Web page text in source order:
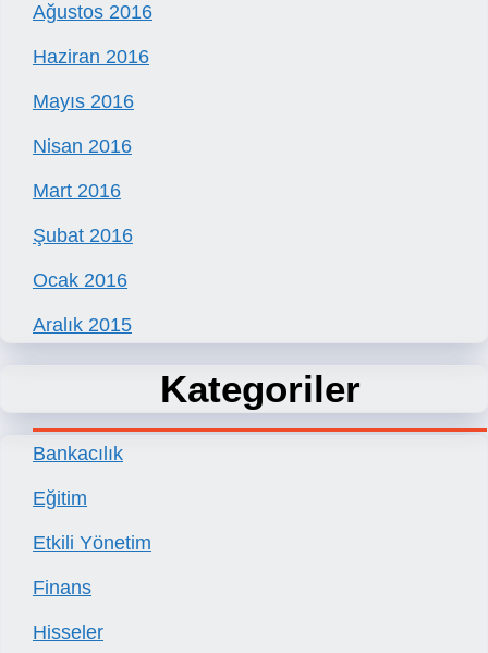
Ağustos 2016
Haziran 2016
Mayıs 2016
Nisan 2016
Mart 2016
Şubat 2016
Ocak 2016
Aralık 2015
Kategoriler
Bankacılık
Eğitim
Etkili Yönetim
Finans
Hisseler